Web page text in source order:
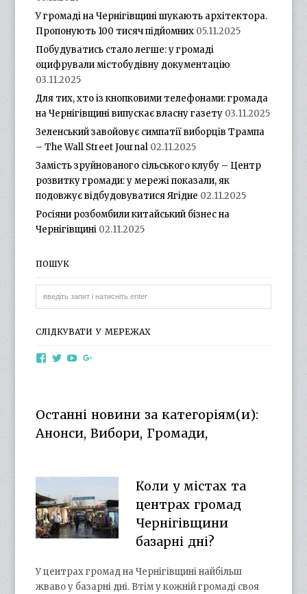
У громаді на Чернігівщині шукають архітектора.
Пропонують 100 тисяч підйомних 05.11.2025
Побудуватись стало легше: у громаді
оцифрували містобудівну документацію
03.11.2025
Для тих, хто із кнопковими телефонами: громада
на Чернігівщині випускає власну газету 03.11.2025
Зеленський завойовує симпатії виборців Трампа
– The Wall Street Journal 02.11.2025
Замість зруйнованого сільського клубу – Центр
розвитку громади: у мережі показали, як
подовжує відбудовуватися Ягідне 02.11.2025
Росіяни розбомбили китайський бізнес на
Чернігівщині 02.11.2025
ПОШУК
СЛІДКУВАТИ У МЕРЕЖАХ
ViewViewView
YouTube
Останні новини за категоріям(и):
Анонси, Вибори, Громади,
Коли у містах та
центрах громад
Чернігівщини
базарні дні?
У центрах громад на Чернігівщині найбільш
жваво у базарні дні. Втім у кожній громаді своя